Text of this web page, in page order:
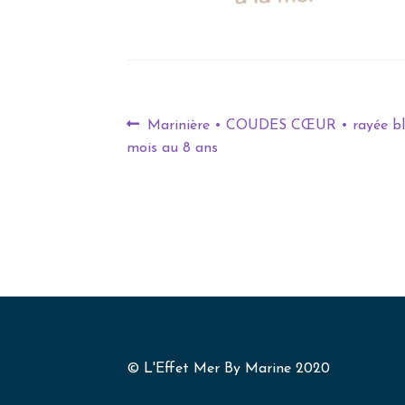
Marinière • COUDES CŒUR • rayée
mois au 8 ans
© L'Effet Mer By Marine 2020